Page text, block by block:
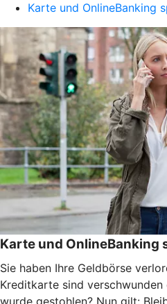
Karte und OnlineBanking
Karte und OnlineBanking
Sie haben Ihre Geldbörse
Kreditkarte sind
wurde gestohlen? Nun gilt: